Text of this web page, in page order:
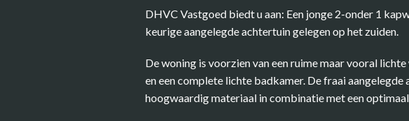
DHVC Vastgoed biedt u aan: Een jonge 2-onder 1
keurige aangelegde achtertuin gelegen op het zuiden.
De woning is voorzien van een ruime maar vooral
en een complete lichte badkamer. De fraai
hoogwaardig materiaal in combinatie met een